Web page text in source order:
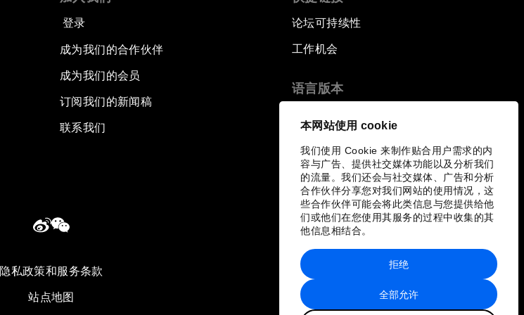
本网站使用 cookie
我们使用 Cookie 来制作贴合用户需求的内
容与广告、提供社交媒体功能以及分析我们
的流量。我们还会与社交媒体、广告和分析
合作伙伴分享您对我们网站的使用情况，这
些合作伙伴可能会将此类信息与您提供给他
们或他们在您使用其服务的过程中收集的其
他信息相结合。
全部允许
拒绝
登录
成为我们的合作伙伴
成为我们的会员
订阅我们的新闻稿
联系我们
论坛可持续性
工作机会
语言版本
隐私政策和服务条款
站点地图